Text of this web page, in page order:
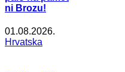
ni Brozu!
01.08.2026.
Hrvatska